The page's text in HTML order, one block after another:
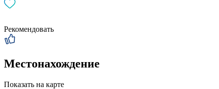
Рекомендовать
Местонахождение
Показать на карте